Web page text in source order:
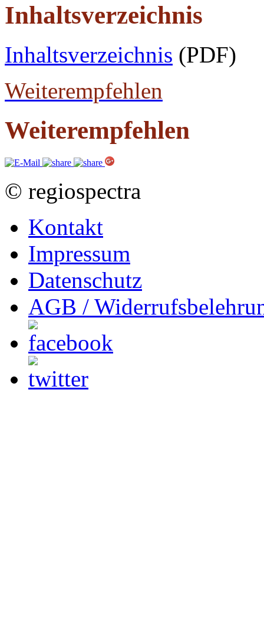
Inhaltsverzeichnis
Inhaltsverzeichnis (PDF)
Weiterempfehlen
Weiterempfehlen
© regiospectra
Kontakt
Impressum
Datenschutz
AGB /